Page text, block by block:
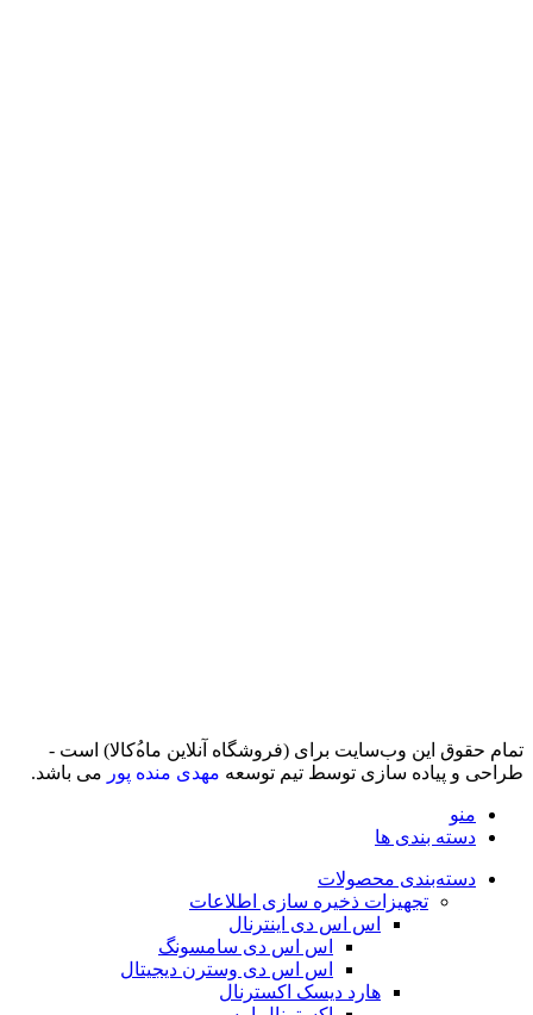
تمام حقوق اين وب‌سايت برای (فروشگاه آنلاین ماه‌‌‌‌‌‌ُکالا) است -
طراحی و پیاده سازی توسط تیم توسعه مهدی منده پور می باشد.
منو
دسته بندی ها
دسته‌بندی محصولات
تجهیزات ذخیره سازی اطلاعات
اس اس دی اینترنال
اس اس دی سامسونگ
اس اس دی وسترن دیجیتال
هارد دیسک اکسترنال